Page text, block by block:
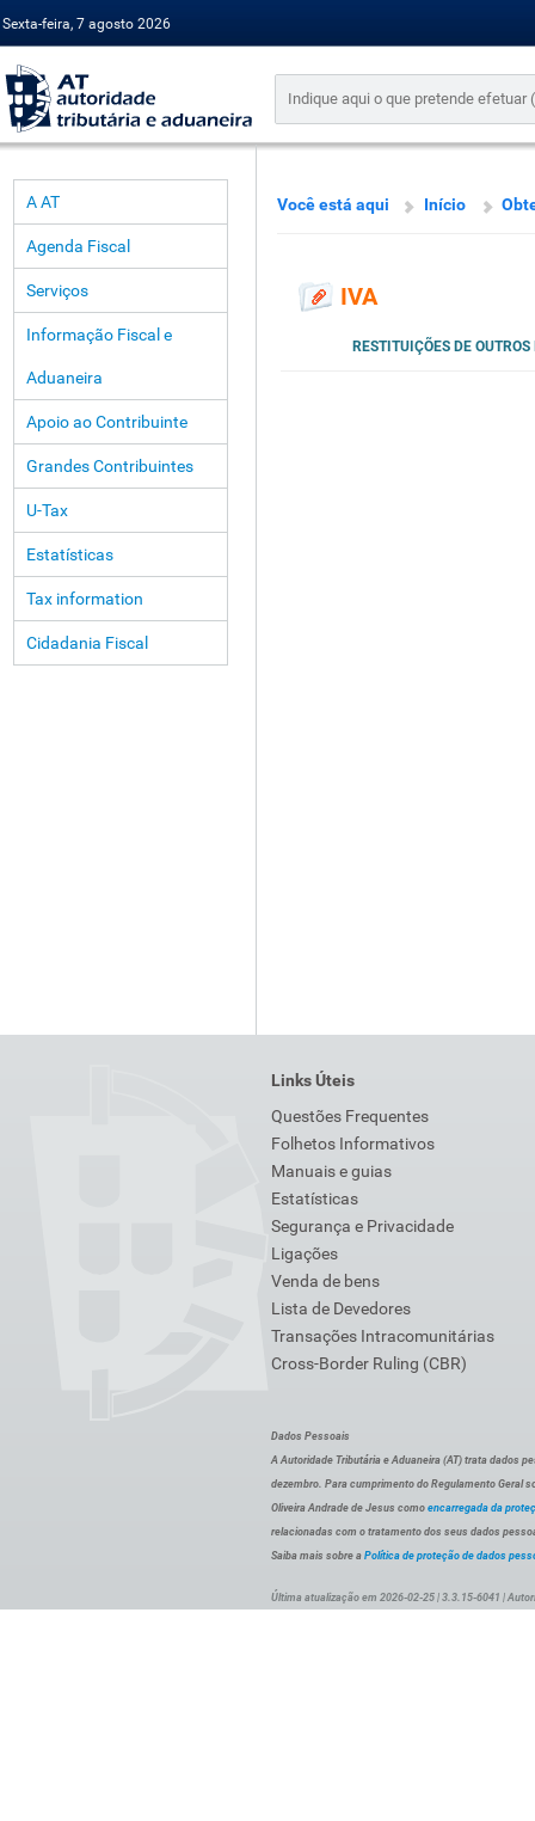
Sexta-feira, 7 agosto 2026
A AT
Agenda Fiscal
Serviços
Informação Fiscal e
Aduaneira
Apoio ao Contribuinte
Grandes Contribuintes
U-Tax
Estatísticas
Tax information
Cidadania Fiscal
Você está aqui Início
IVA
RESTITUIÇÕES DE
Links Úteis
Questões Frequentes
Folhetos Informativos
Manuais e guias
Estatísticas
Segurança e Privacidade
Ligações
Venda de bens
Lista de Devedores
Transações Intracomunitárias
Cross-Border Ruling (CBR)
Dados Pessoais
A Autoridade Tributária e Aduaneira (AT) trata dados
dezembro. Para cumprimento do Regulamento Geral
Oliveira Andrade de Jesus como encarregada da
relacionadas com o tratamento dos seus dados
Saiba mais sobre a Política de proteção de dados
Última atualização em 2026-02-25 | 3.3.15-6041 |